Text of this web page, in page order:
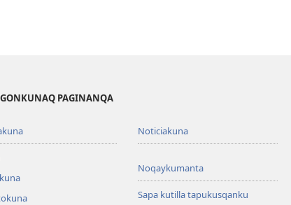
PAGINANQA
Noticiakuna
Noqaykumanta
Sapa kutilla tapukusqanku